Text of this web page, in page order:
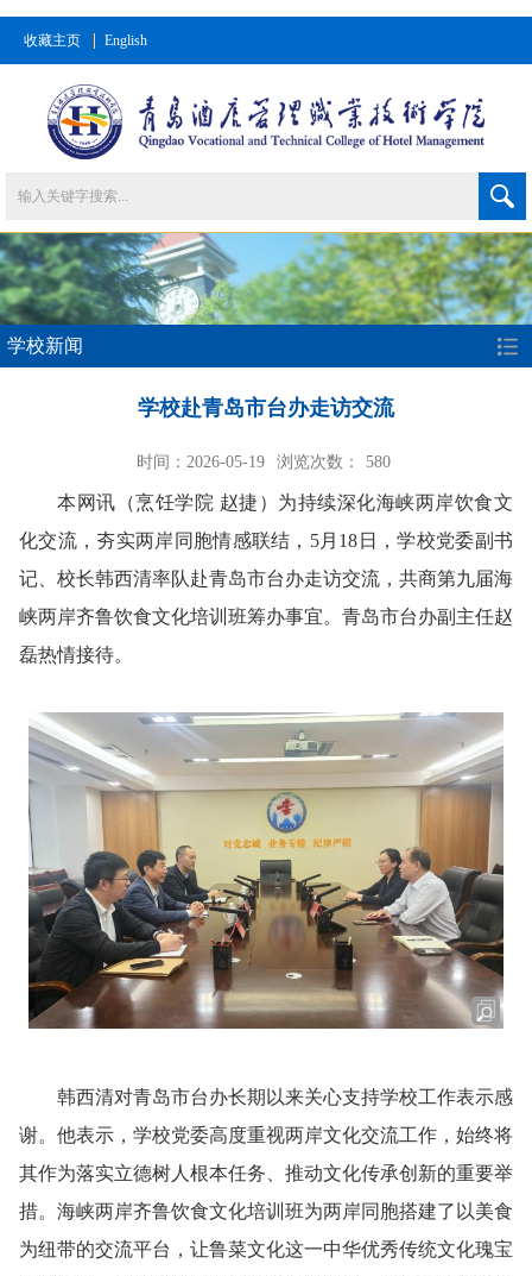
收藏主页 English
学校新闻
学校赴青岛市台办走访交流
时间：2026-05-19 浏览次数： 580
本网讯 （烹饪学院 赵捷） 为持续深化海峡两岸饮食文
化交流，夯实两岸同胞情感联结，5月18日，学校党委副书
记、校长韩西清率队赴青岛市台办走访交流，共商第九届海
峡两岸齐鲁饮食文化培训班筹办事宜。青岛市台办副主任赵
磊热情接待。
韩西清对青岛市台办长期以来关心支持学校工作表示感
谢。他表示，学校党委高度重视两岸文化交流工作，始终将
其作为落实立德树人根本任务、推动文化传承创新的重要举
措。海峡两岸齐鲁饮食文化培训班为两岸同胞搭建了以美食
为纽带的交流平台，让鲁菜文化这一中华优秀传统文化瑰宝